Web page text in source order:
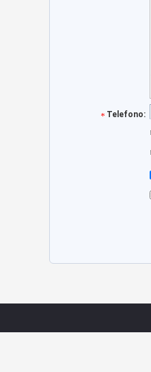
Telefono: